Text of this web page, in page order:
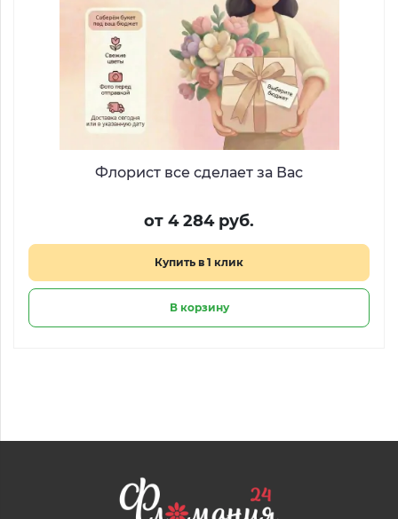
Флорист все сделает за Вас
от 4 284 руб.
Купить в 1 клик
В корзину